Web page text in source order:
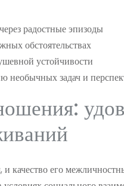
радостные эпизоды
обстоятельствах
устойчивости
необычных задач и
качество его